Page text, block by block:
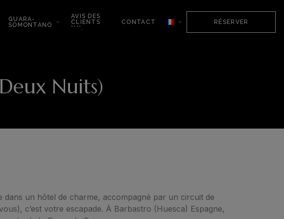
GUARA-
SOMONTANO
AVIS DES
CLIENTS
****.
CONTACT RÉSERVER
Nuits)
dans un hôtel de charme, accompagné par un circuit de
c’est votre escapade. À Barbastro (Huesca) Espagne,